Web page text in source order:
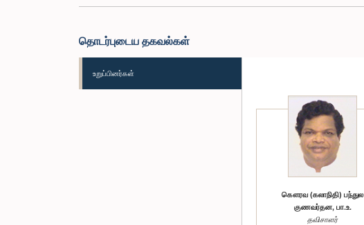
தொடர்புடைய தகவல்கள்
உறுப்பினர்கள்
கௌரவ (கலாநிதி) பந்துல
குணவர்தன, பா.உ.
தவிசாளர்